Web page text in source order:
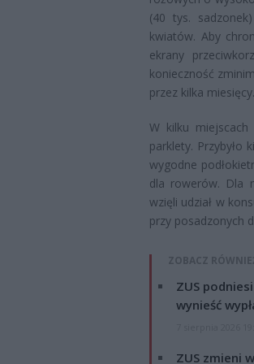
(40 tys.
kwiatów. Aby
ekrany
konieczność
przez kilka miesięcy.
W kilku
parklety. Przybyło
wygodne
dla rowerów. Dla
wzięli udział w
przy posadzonych
ZOBACZ
ZUS
wynieść
ZUS zmieni